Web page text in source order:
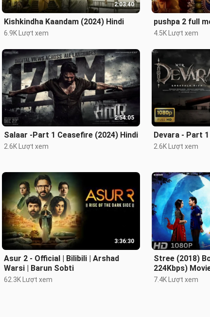
2:03:40
Kishkindha Kaandam (2024) Hindi
6.9K Lượt xem
pushpa 2 full
4.5K Lượt xem
2:54:05
Salaar -Part 1 Ceasefire (2024) Hindi
2.6K Lượt xem
Devara - Part
2.6K Lượt xem
3:36:30
Asur 2 - Official | Bilibili | Arshad
Warsi | Barun Sobti
62.3K Lượt xem
Stree (2018)
224Kbps)
7.4K Lượt xem